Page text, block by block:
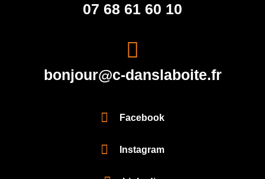
07 68 61 60 10
bonjour@c-danslaboite.fr
Facebook
Instagram